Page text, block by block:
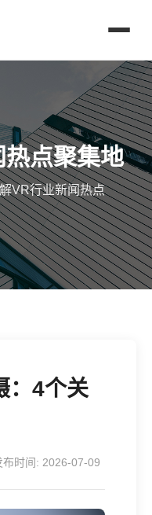
点聚集地
VR行业新闻热点
：4个关
布时间: 2026-07-09